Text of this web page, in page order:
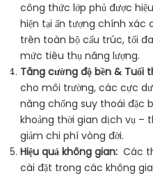
công thức lớp phủ được
hiện tại ấn tượng chính xác
trên toàn bộ cấu trúc, tối
mức tiêu thụ năng lượng.
Tăng cường độ bền & Tuổi
cho môi trường, các cực
năng chống suy thoái đặc
khoảng thời gian dịch vụ –
giảm chi phí vòng đời.
Hiệu quả không gian: Các
cài đặt trong các không